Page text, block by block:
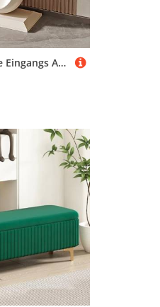
Moderner Konsole Eingangs Akzent Sofa Tisch mit Tröpfchenförmiger Basis und Kugelpendel Schmaler und Langer Akzent Tisch für Eingangshalle Hinter Dem Sofa(L,40 * 30 * 75CM/15.7 * 11.8 * 29.5IN)